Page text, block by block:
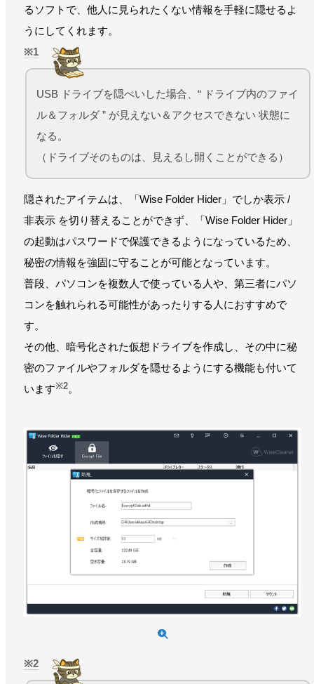
るソフトで、他人に見られたくない情報を手軽に隠せるよ
うにしてくれます。
1
USB ドライブを隠ぺいした場合、“ ドライブ内のファイ
ル＆フォルダ ” が見えない＆アクセスできない 状態に
なる。
（ドライブそのものは、見えるし開くことができる）
隠されたアイテムは、「Wise Folder Hider」でしか表示 /
非表示 を切り替えることができず、「Wise Folder Hider」
の起動はパスワードで保護できるようになっているため、
秘密の情報を強固に守ることが可能となっています。
普段、パソコンを複数人で使っている人や、第三者にパソ
コンを触れられる可能性があったりする人におすすめで
す。
その他、暗号化された仮想ドライブを作成し、その中に秘
密のファイルやフォルダを隠せるようにする機能も付いて
います※2。
2